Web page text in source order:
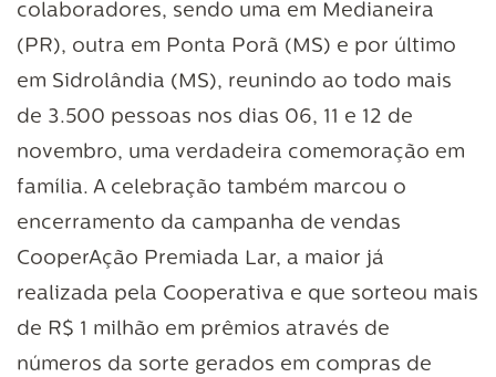
colaboradores, sendo uma em Medianeira
(PR), outra em Ponta Porã (MS) e por último
em Sidrolândia (MS), reunindo ao todo mais
de 3.500 pessoas nos dias 06, 11 e 12 de
novembro, uma verdadeira comemoração em
família. A celebração também marcou o
encerramento da campanha de vendas
CooperAção Premiada Lar, a maior j
realizada pela Cooperativa e que sorteou mais
de R$ 1 milhão em prêmios através de
números da sorte gerados em compras de